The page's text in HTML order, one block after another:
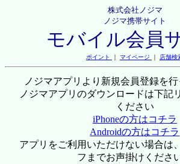
株式会社ノジマ
ノジマ携帯サイト
モバイル会員
ポイント ｜ マイページ ｜ 店舗検
ノジマアプリより新規会員登録を行
ノジマアプリのダウンロードは下記
ください
iPhoneの方はコチラ
Androidの方はコチラ
アプリをご利用いただけない場合は
フまでお声掛けくださ